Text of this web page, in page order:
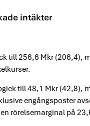
intäkter
till 256,6 Mkr (206,4),
till 48,1 Mkr (42,8),
engångsposter
rörelsemarginal på